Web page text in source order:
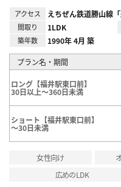
アクセス えちぜん鉄道勝山線「
間取り 1LDK
築年数 1990年 4月 築
プラン名・期間
ロング【福井駅東口前】
30日以上～360日未満
ショート【福井駅東口前】
～30日未満
女性向け
広めのLDK